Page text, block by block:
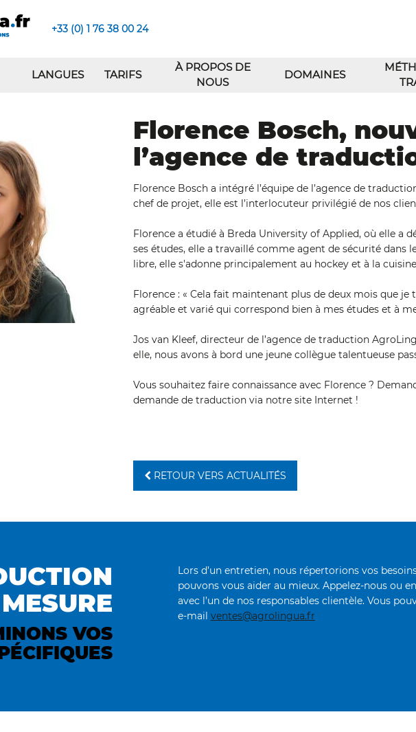
+33 (0) 1 76 38 00 24
LANGUES TARIFS
À PROPOS DE
NOUS
DOMAINES
Florence Bosch,
l’agence de
Florence Bosch a intégré l’équipe de l’agence de
chef de projet, elle est l’interlocuteur privilégié de nos
Florence a étudié à Breda University of Applied, où elle a
ses études, elle a travaillé comme agent de sécurité dans
libre, elle s'adonne principalement au hockey et à la
Florence : « Cela fait maintenant plus de deux mois que
agréable et varié qui correspond bien à mes études et à
Jos van Kleef, directeur de l’agence de traduction
elle, nous avons à bord une jeune collègue talentueuse
Vous souhaitez faire connaissance avec Florence ?
demande de traduction via notre site Internet !
RETOUR VERS ACTUALITÉS
VOS
Lors d’un entretien, nous répertorions vos
pouvons vous aider au mieux. Appelez-nous ou
avec l’un de nos responsables clientèle. Vous
e-mail ventes@agrolingua.fr